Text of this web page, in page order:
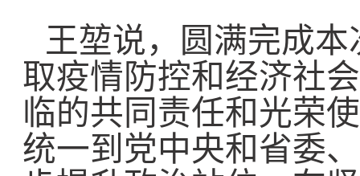
王堃说，圆满完成
取疫情防控和经济社
临的共同责任和光荣
统一到党中央和省委